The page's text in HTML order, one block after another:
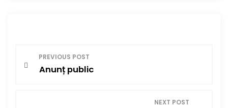
PREVIOUS POST
Anunț public
NEXT POST